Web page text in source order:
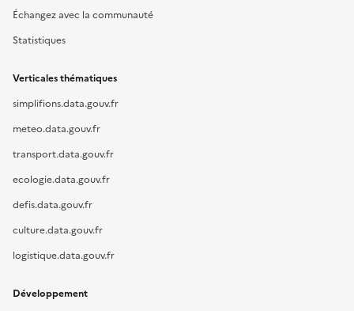
Échangez avec la communauté
Statistiques
Verticales thématiques
simplifions.data.gouv.fr
meteo.data.gouv.fr
transport.data.gouv.fr
ecologie.data.gouv.fr
defis.data.gouv.fr
culture.data.gouv.fr
logistique.data.gouv.fr
Développement